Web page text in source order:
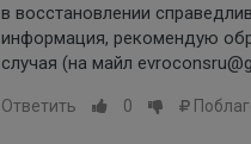
в восстановлении
информация, рекомендую
случая (на майл
Ответить 0